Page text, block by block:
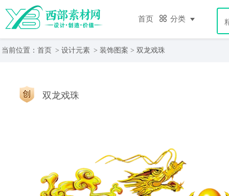
首页 分类
当前位置： 首页 > 设计元素 > 装饰图案 > 双龙戏珠
双龙戏珠